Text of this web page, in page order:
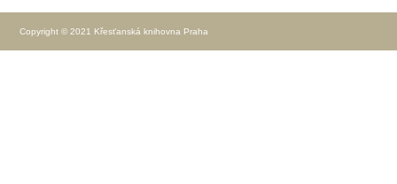
Copyright © 2021 Křesťanská knihovna Praha